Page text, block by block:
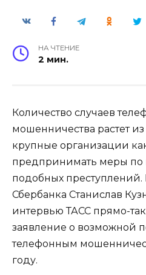
НА ЧТЕНИЕ
2 мин.
Количество случаев
мошенничества растет
крупные организации
предпринимать меры по
подобных преступлений.
Сбербанка Станислав
интервью ТАСС прямо-
заявление о возможной
телефонным
году.